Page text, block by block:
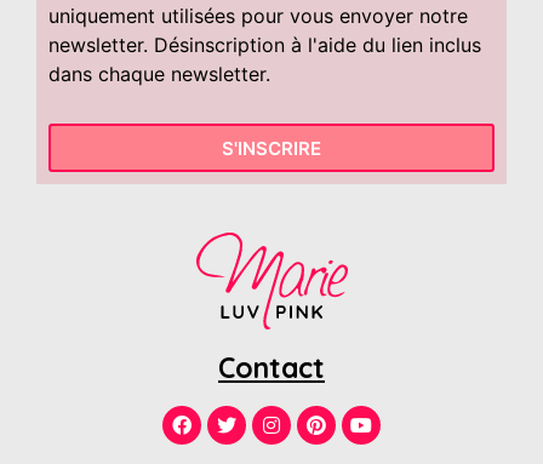
uniquement utilisées pour vous envoyer notre
newsletter. Désinscription à l'aide du lien inclus
dans chaque newsletter.
S'INSCRIRE
Contact